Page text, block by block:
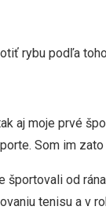
rybu podľa
aj moje prvé
Som im
od
tenisu a v